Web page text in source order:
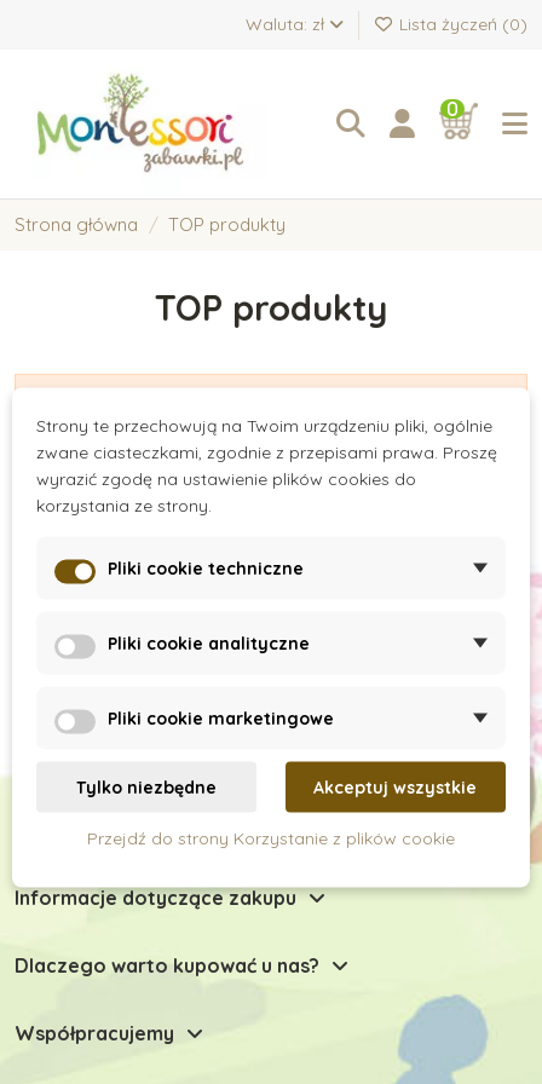
Waluta: zł Lista życzeń (0)
0
Strona główna TOP produkty
TOP produkty
Subskrypcja newslettera
Chętnie Państwu doradzimy
Informacje dotyczące zakupu
Dlaczego warto kupować u nas?
Współpracujemy
Strony te przechowują na Twoim urządzeniu pliki, ogólnie
zwane ciasteczkami, zgodnie z przepisami prawa. Proszę
wyrazić zgodę na ustawienie plików cookies do
korzystania ze strony.
Pliki cookie techniczne
Pliki cookie analityczne
Pliki cookie marketingowe
Tylko niezbędne Akceptuj wszystkie
Przejdź do strony Korzystanie z plików cookie